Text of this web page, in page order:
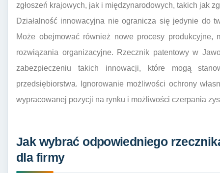
zgłoszeń krajowych, jak i międzynarodowych, takich jak
Działalność innowacyjna nie ogranicza się jedynie do
Może obejmować również nowe procesy produkcyjne,
rozwiązania organizacyjne. Rzecznik patentowy w
zabezpieczeniu takich innowacji, które mogą
przedsiębiorstwa. Ignorowanie możliwości ochrony
wypracowanej pozycji na rynku i możliwości czerpania
Jak wybrać odpowiedniego
dla firmy